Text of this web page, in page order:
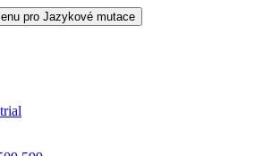
pro Jazykové mutace